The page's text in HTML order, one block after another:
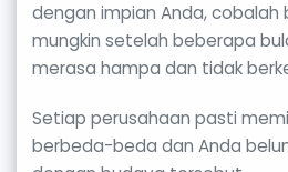
dengan impian Anda, cobalah
mungkin setelah beberapa
merasa hampa dan tidak
Setiap perusahaan pasti
berbeda-beda dan Anda